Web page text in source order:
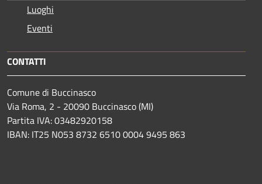
Luoghi
Eventi
CONTATTI
Comune di Buccinasco
Via Roma, 2 - 20090 Buccinasco (MI)
Partita IVA: 03482920158
IBAN: IT25 N053 8732 6510 0004 9495 863